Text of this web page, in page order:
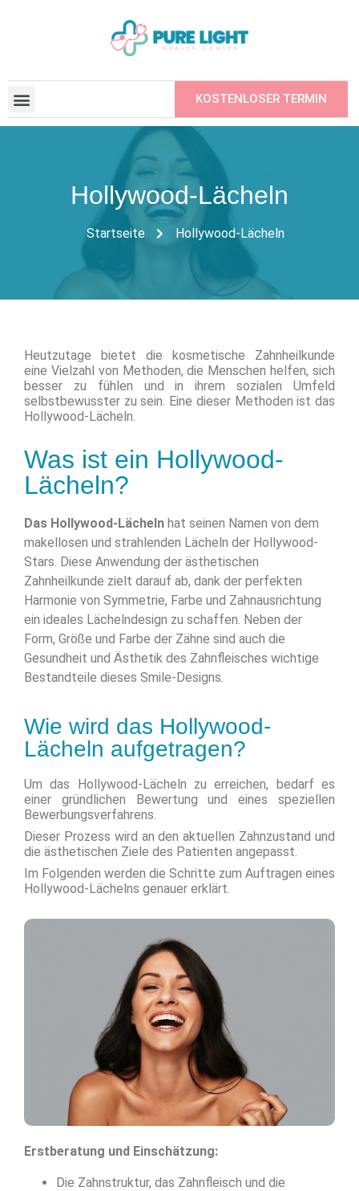
KOSTENLOSER TERMIN
Hollywood-Lächeln
Startseite Hollywood-Lächeln
Heutzutage bietet die kosmetische Zahnheilkunde
eine Vielzahl von Methoden, die Menschen helfen, sich
besser zu fühlen und in ihrem sozialen Umfeld
selbstbewusster zu sein. Eine dieser Methoden ist das
Hollywood-Lächeln.
Was ist ein Hollywood-
Lächeln?
Das Hollywood-Lächeln hat seinen Namen von dem
makellosen und strahlenden Lächeln der Hollywood-
Stars. Diese Anwendung der ästhetischen
Zahnheilkunde zielt darauf ab, dank der perfekten
Harmonie von Symmetrie, Farbe und Zahnausrichtung
ein ideales Lächelndesign zu schaffen. Neben der
Form, Größe und Farbe der Zähne sind auch die
Gesundheit und Ästhetik des Zahnfleisches wichtige
Bestandteile dieses Smile-Designs.
Wie wird das Hollywood-
Lächeln aufgetragen?
Um das Hollywood-Lächeln zu erreichen, bedarf es
einer gründlichen Bewertung und eines speziellen
Bewerbungsverfahrens.
Dieser Prozess wird an den aktuellen Zahnzustand und
die ästhetischen Ziele des Patienten angepasst.
Im Folgenden werden die Schritte zum Auftragen eines
Hollywood-Lächelns genauer erklärt.
Erstberatung und Einschätzung:
Die Zahnstruktur, das Zahnfleisch und die